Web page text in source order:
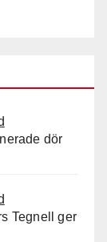
dör
Tegnell ger